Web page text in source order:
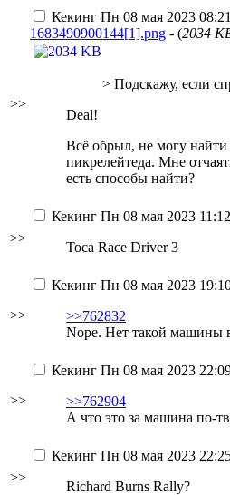
>>
Кекинг Пн 08 мая 2023
1683490900144[1].png - (2034
> Подскажу, если
Deal!
Всё обрыл, не могу найти
пикрелейтеда. Мне
есть способы найти?
>>
Кекинг Пн 08 мая 2023
Toca Race Driver 3
>>
Кекинг Пн 08 мая 2023
>>762832
Nope. Нет такой машины
>>
Кекинг Пн 08 мая 2023
>>762904
А что это за машина по-
>>
Кекинг Пн 08 мая 2023
Richard Burns Rally?